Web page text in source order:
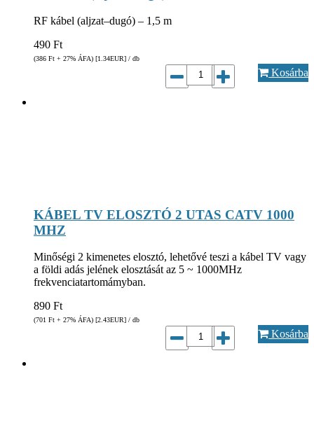
RF kábel (aljzat–dugó) – 1,5 m
490 Ft
(386 Ft + 27% ÁFA) [1.34EUR] / db
Kosárba
KÁBEL TV ELOSZTÓ 2 UTAS CATV 1000
MHZ
Minőségi 2 kimenetes elosztó, lehetővé teszi a kábel TV vagy
a földi adás jelének elosztását az 5 ~ 1000MHz
frekvenciatartomámyban.
890 Ft
(701 Ft + 27% ÁFA) [2.43EUR] / db
Kosárba